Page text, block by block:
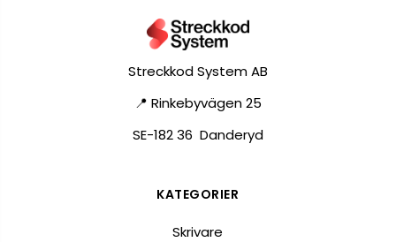
Streckkod System AB
📍 Rinkebyvägen 25
SE-182 36 Danderyd
KATEGORIER
Skrivare